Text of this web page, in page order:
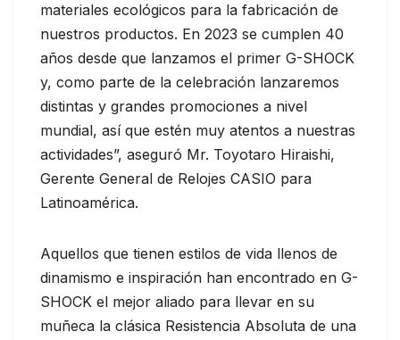
materiales ecológicos para la fabricación de
nuestros productos. En 2023 se cumplen 40
años desde que lanzamos el primer G-SHOCK
y, como parte de la celebración lanzaremos
distintas y grandes promociones a nivel
mundial, así que estén muy atentos a nuestras
actividades”, aseguró Mr. Toyotaro Hiraishi,
Gerente General de Relojes CASIO para
Latinoamérica.
Aquellos que tienen estilos de vida llenos de
dinamismo e inspiración han encontrado en G-
SHOCK el mejor aliado para llevar en su
muñeca la clásica Resistencia Absoluta de una